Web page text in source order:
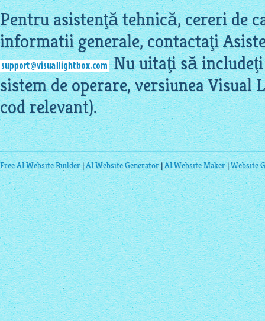
Pentru asistenţă tehnică, cereri de
informatii generale, contactaţi
Nu uitaţi să
sistem de operare, versiunea Visual
cod relevant).
Free AI Website Builder|AI Website Generator|AI Website Maker|Website